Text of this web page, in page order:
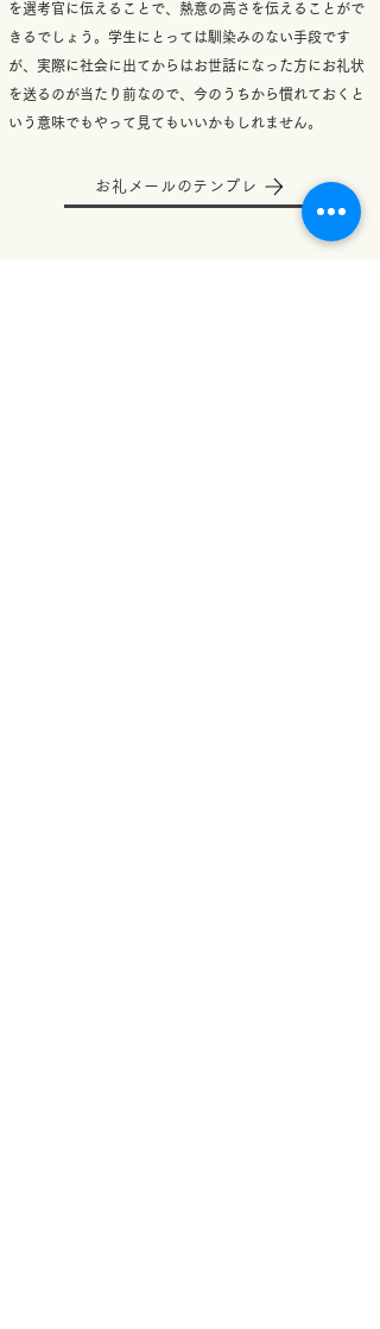
を選考官に伝えることで、熱意の高さを伝えることがで
きるでしょう。学生にとっては馴染みのない手段です
が、実際に社会に出てからはお世話になった方にお礼状
を送るのが当たり前なので、今のうちから慣れておくと
いう意味でもやって見てもいいかもしれません。
お礼メールのテンプレ